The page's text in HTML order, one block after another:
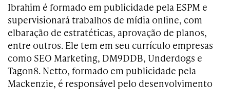
Ibrahim é formado em publicidade pela ESPM e
supervisionará trabalhos de mídia online, com
elbaração de estratéticas, aprovação de planos,
entre outros. Ele tem em seu currículo empresas
como SEO Marketing, DM9DDB, Underdogs e
Tagon8. Netto, formado em publicidade pela
Mackenzie, é responsável pelo desenvolvimento